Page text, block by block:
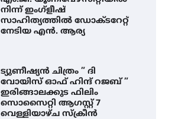
നിന്ന് ഇംഗ്ളീഷ്
സാഹിത്യത്തിൽ ഡോക്ടറേറ്റ്
നേടിയ എൻ. ആര്യ
ട്യുണീഷ്യൻ ചിത്രം ” ദി
വോയിസ് ഓഫ് ഹിന്ദ് റജബ് ”
ഇരിങ്ങാലക്കുട ഫിലിം
സൊസൈറ്റി ആഗസ്റ്റ് 7
വെള്ളിയാഴ്ച സ്‌ക്രീൻ